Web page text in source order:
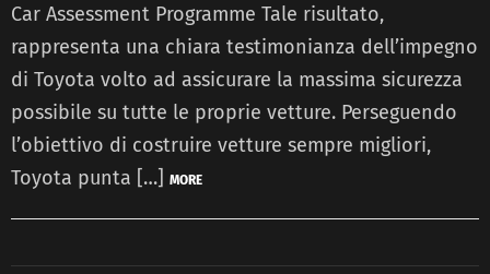
Car Assessment Programme Tale risultato,
rappresenta una chiara testimonianza dell’impegno
di Toyota volto ad assicurare la massima sicurezza
possibile su tutte le proprie vetture. Perseguendo
l’obiettivo di costruire vetture sempre migliori,
Toyota punta […] MORE